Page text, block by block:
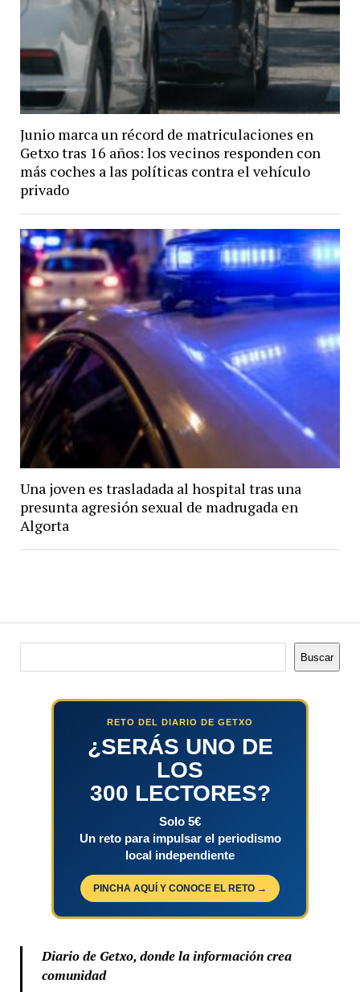
Junio marca un récord de matriculaciones en
Getxo tras 16 años: los vecinos responden con
más coches a las políticas contra el vehículo
privado
Una joven es trasladada al hospital tras una
presunta agresión sexual de madrugada en
Algorta
Buscar
RETO DEL DIARIO DE GETXO
¿SERÁS UNO DE
LOS
300 LECTORES?
Solo 5€
Un reto para impulsar el periodismo
local independiente
PINCHA AQUÍ Y CONOCE EL RETO →
Diario de Getxo, donde la información crea
comunidad